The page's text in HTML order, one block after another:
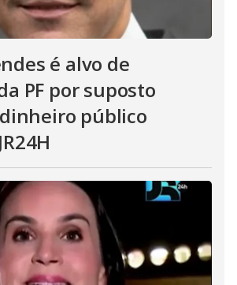
é alvo de
PF por suposto
público